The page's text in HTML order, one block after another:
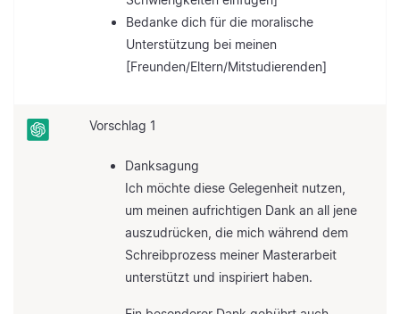
Bedanke dich für die moralische
Unterstützung bei meinen
[Freunden/Eltern/Mitstudierenden]
Vorschlag 1
Danksagung
Ich möchte diese Gelegenheit nutzen,
um meinen aufrichtigen Dank an all jene
auszudrücken, die mich während dem
Schreibprozess meiner Masterarbeit
unterstützt und inspiriert haben.